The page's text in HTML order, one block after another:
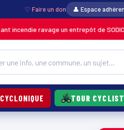
♡ Faire un don 👤 Espace
ravage un entrepôt de
TOUR